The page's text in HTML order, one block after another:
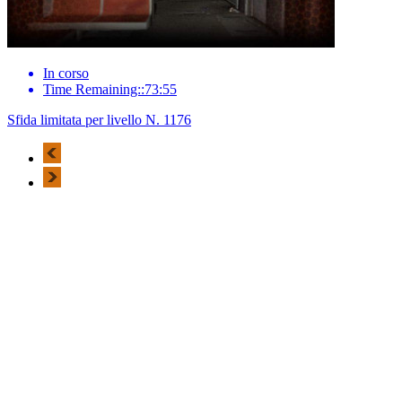
In corso
Time Remaining::73:55
Sfida limitata per livello N. 1176